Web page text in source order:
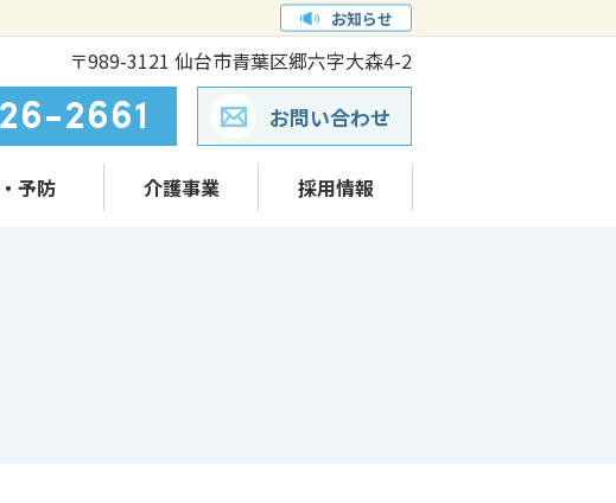
お知らせ
〒989-3121 仙台市青葉区郷六字大森4-2
2661 お問い合わせ
予防 介護事業 採用情報